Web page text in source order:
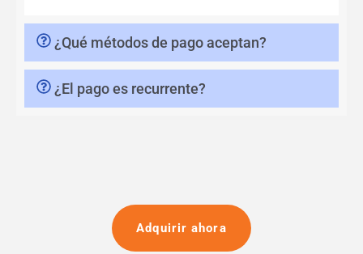
¿Qué métodos de pago aceptan?
¿El pago es recurrente?
Adquirir ahora